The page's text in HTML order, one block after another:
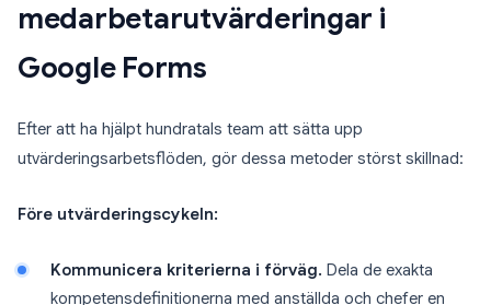
medarbetarutvärderingar i
Google Forms
Efter att ha hjälpt hundratals team att sätta upp
utvärderingsarbetsflöden, gör dessa metoder störst skillnad:
Före utvärderingscykeln:
Kommunicera kriterierna i förväg. Dela de exakta
kompetensdefinitionerna med anställda och chefer en